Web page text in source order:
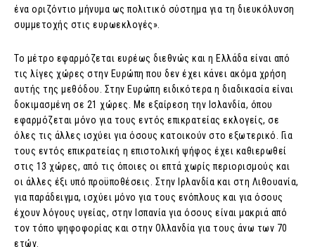
ένα οριζόντιο μήνυμα ως πολιτικό σύστημα για τη διευκόλυνση
συμμετοχής στις ευρωεκλογές».
Το μέτρο εφαρμόζεται ευρέως διεθνώς και η Ελλάδα είναι από
τις λίγες χώρες στην Ευρώπη που δεν έχει κάνει ακόμα χρήση
αυτής της μεθόδου. Στην Ευρώπη ειδικότερα η διαδικασία είναι
δοκιμασμένη σε 21 χώρες. Με εξαίρεση την Ισλανδία, όπου
εφαρμόζεται μόνο για τους εντός επικρατείας εκλογείς, σε
όλες τις άλλες ισχύει για όσους κατοικούν στο εξωτερικό. Για
τους εντός επικρατείας η επιστολική ψήφος έχει καθιερωθεί
στις 13 χώρες, από τις όποιες οι επτά χωρίς περιορισμούς και
οι άλλες έξι υπό προϋποθέσεις. Στην Ιρλανδία και στη Λιθουανία,
για παράδειγμα, ισχύει μόνο για τους ενόπλους και για όσους
έχουν λόγους υγείας, στην Ισπανία για όσους είναι μακριά από
τον τόπο ψηφοφορίας και στην Ολλανδία για τους άνω των 70
ετών.